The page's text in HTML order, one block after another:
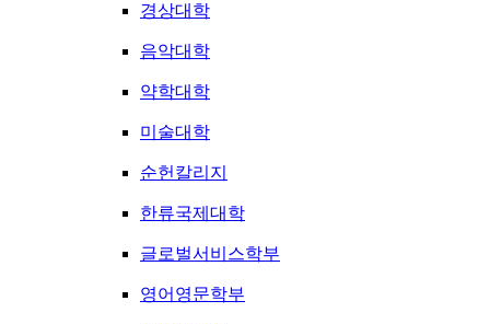
경상대학
음악대학
약학대학
미술대학
순헌칼리지
한류국제대학
글로벌서비스학부
영어영문학부